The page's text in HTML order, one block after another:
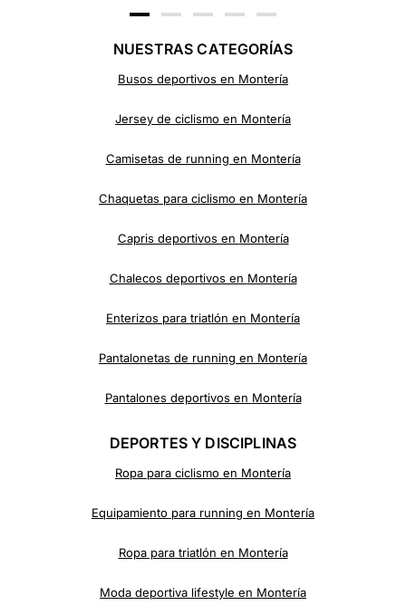
NUESTRAS CATEGORÍAS
Busos deportivos en Montería
Jersey de ciclismo en Montería
Camisetas de running en Montería
Chaquetas para ciclismo en Montería
Capris deportivos en Montería
Chalecos deportivos en Montería
Enterizos para triatlón en Montería
Pantalonetas de running en Montería
Pantalones deportivos en Montería
DEPORTES Y DISCIPLINAS
Ropa para ciclismo en Montería
Equipamiento para running en Montería
Ropa para triatlón en Montería
Moda deportiva lifestyle en Montería